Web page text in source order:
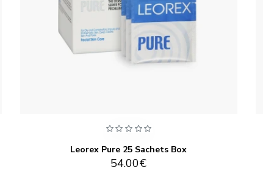
Leorex Pure 25 Sachets Box
54.00€